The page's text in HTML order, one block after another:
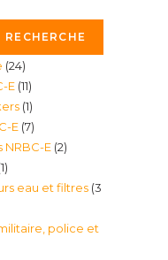
RECHERCHE
2424
produits
E 1111
produits
11
produit
E 77
produits
NRBC-E 22
11
produit
eau et filtres 3
police et